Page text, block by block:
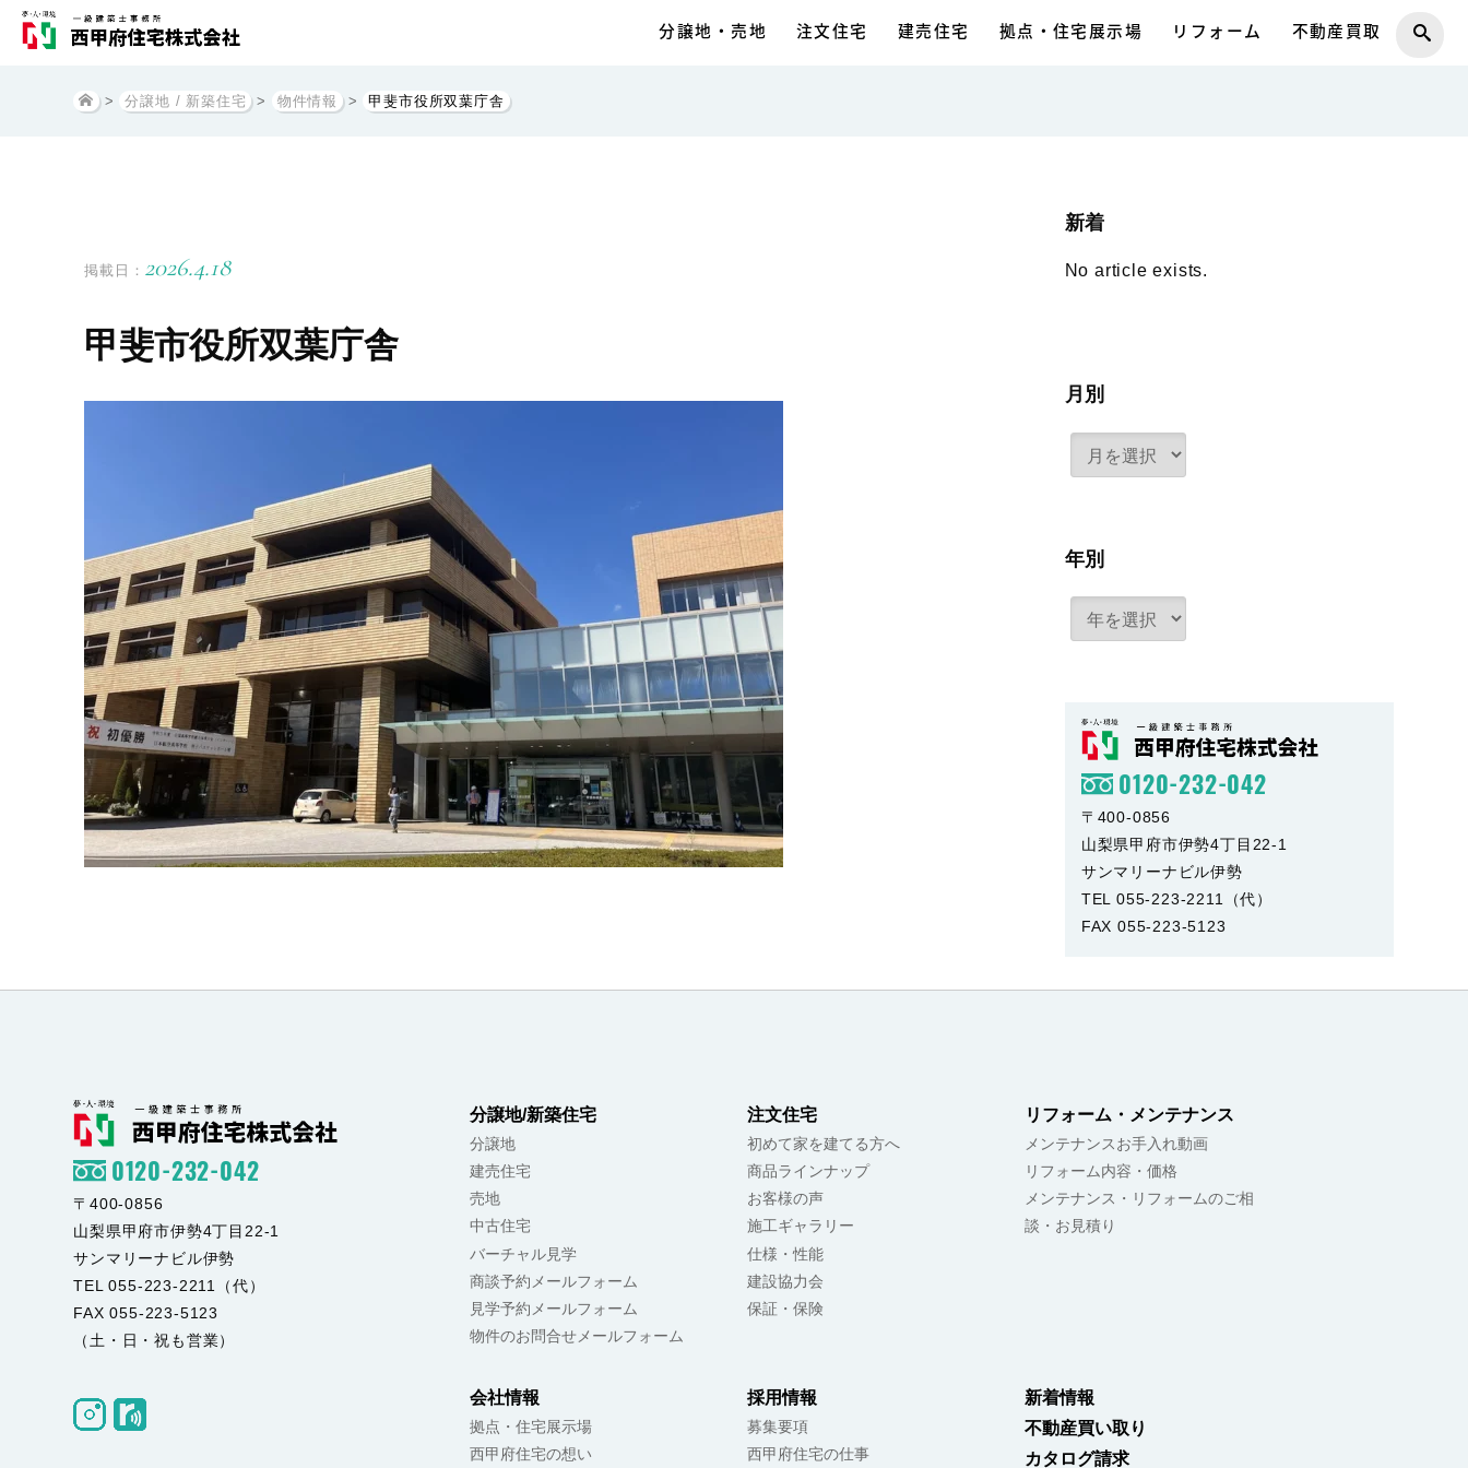
分譲地・売地 注文住宅 建売住宅 拠点・住宅展示場 リフォーム 不動産買取
> 分譲地 / 新築住宅 > 物件情報 > 甲斐市役所双葉庁舎
掲載日： 2026.4.18
甲斐市役所双葉庁舎
新着
No article exists.
月別
年別
0120-232-042
〒400-0856
山梨県甲府市伊勢4丁目22-1
サンマリーナビル伊勢
TEL 055-223-2211（代）
FAX 055-223-5123
分譲地/新築住宅
分譲地
建売住宅
売地
中古住宅
バーチャル見学
商談予約メールフォーム
見学予約メールフォーム
物件のお問合せメールフォーム
注文住宅
初めて家を建てる方へ
商品ラインナップ
お客様の声
施工ギャラリー
仕様・性能
建設協力会
保証・保険
リフォーム・メンテナンス
メンテナンスお手入れ動画
リフォーム内容・価格
メンテナンス・リフォームのご相
談・お見積り
会社情報
拠点・住宅展示場
西甲府住宅の想い
採用情報
募集要項
西甲府住宅の仕事
新着情報
不動産買い取り
カタログ請求
0120-232-042
〒400-0856
山梨県甲府市伊勢4丁目22-1
サンマリーナビル伊勢
TEL 055-223-2211（代）
FAX 055-223-5123
（土・日・祝も営業）